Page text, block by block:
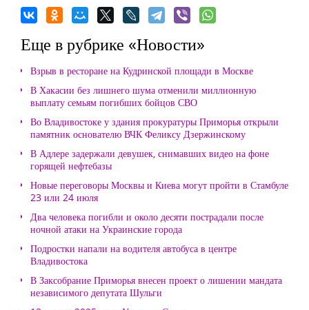
Еще в рубрике «Новости»
Взрыв в ресторане на Кудринской площади в Москве
В Хакасии без лишнего шума отменили миллионную
выплату семьям погибших бойцов СВО
Во Владивостоке у здания прокуратуры Приморья открыли
памятник основателю ВЧК Феликсу Дзержинскому
В Адлере задержали девушек, снимавших видео на фоне
горящей нефтебазы
Новые переговоры Москвы и Киева могут пройти в Стамбуле
23 или 24 июля
Два человека погибли и около десяти пострадали после
ночной атаки на Украинские города
Подростки напали на водителя автобуса в центре
Владивостока
В Заксобрание Приморья внесен проект о лишении мандата
независимого депутата Шульги